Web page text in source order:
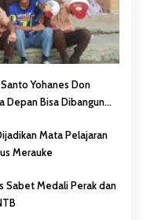
Yohanes Don
Depan Bisa Dibangun
Merauke